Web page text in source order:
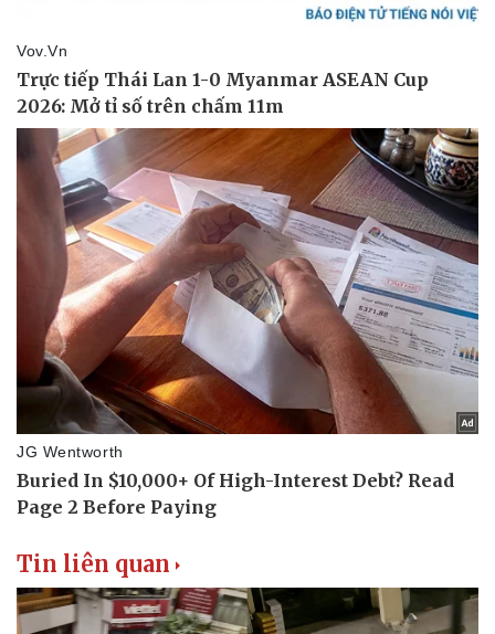
Tin liên quan